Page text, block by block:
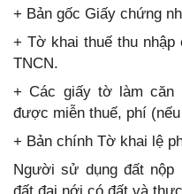
+ Bản gốc Giấy chứng
+ Tờ khai thuế thu nhập
TNCN.
+ Các giấy tờ làm căn
được miễn thuế, phí
+ Bản chính Tờ khai lệ
Người sử dụng đất nộp
đất đai nới có đất và